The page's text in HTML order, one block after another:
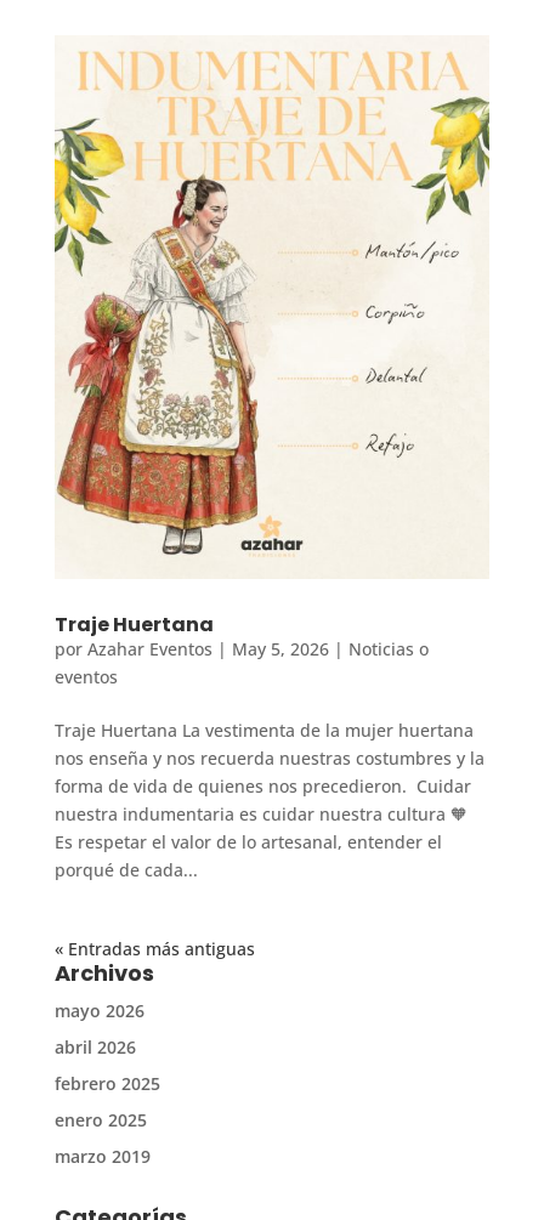
Traje Huertana
por Azahar Eventos | May 5, 2026| Noticias o
eventos
Traje Huertana La vestimenta de la mujer huertana
nos enseña y nos recuerda nuestras costumbres y la
forma de vida de quienes nos precedieron. Cuidar
nuestra indumentaria es cuidar nuestra cultura 🧡
Es respetar el valor de lo artesanal, entender el
porqué de cada...
« Entradas más antiguas
Archivos
mayo 2026
abril 2026
febrero 2025
enero 2025
marzo 2019